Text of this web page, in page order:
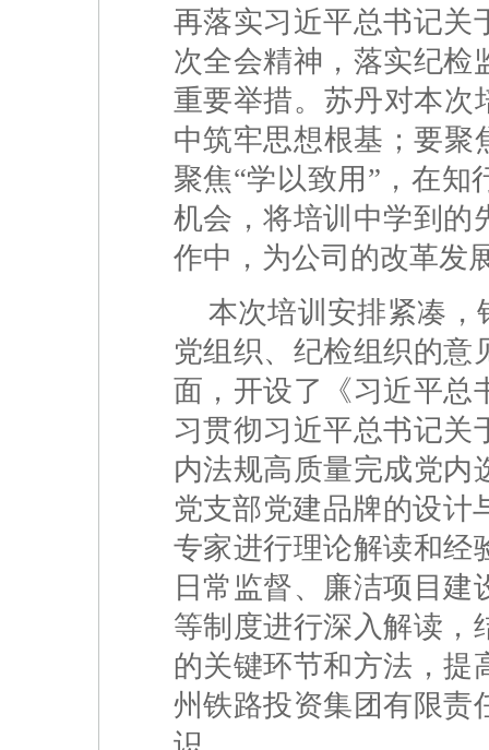
再落实习近平总书记关
次全会精神，落实纪检
重要举措。苏丹对本次
中筑牢思想根基；要聚
聚焦“学以致用”，在
机会，将培训中学到的
作中，为公司的改革发
本次培训安排紧凑
党组织、纪检组织的意
面，开设了《习近平总
习贯彻习近平总书记关
内法规高质量完成党内
党支部党建品牌的设计
专家进行理论解读和经
日常监督、廉洁项目
等制度进行深入解读，
的关键环节和方法，提
州铁路投资集团有限责